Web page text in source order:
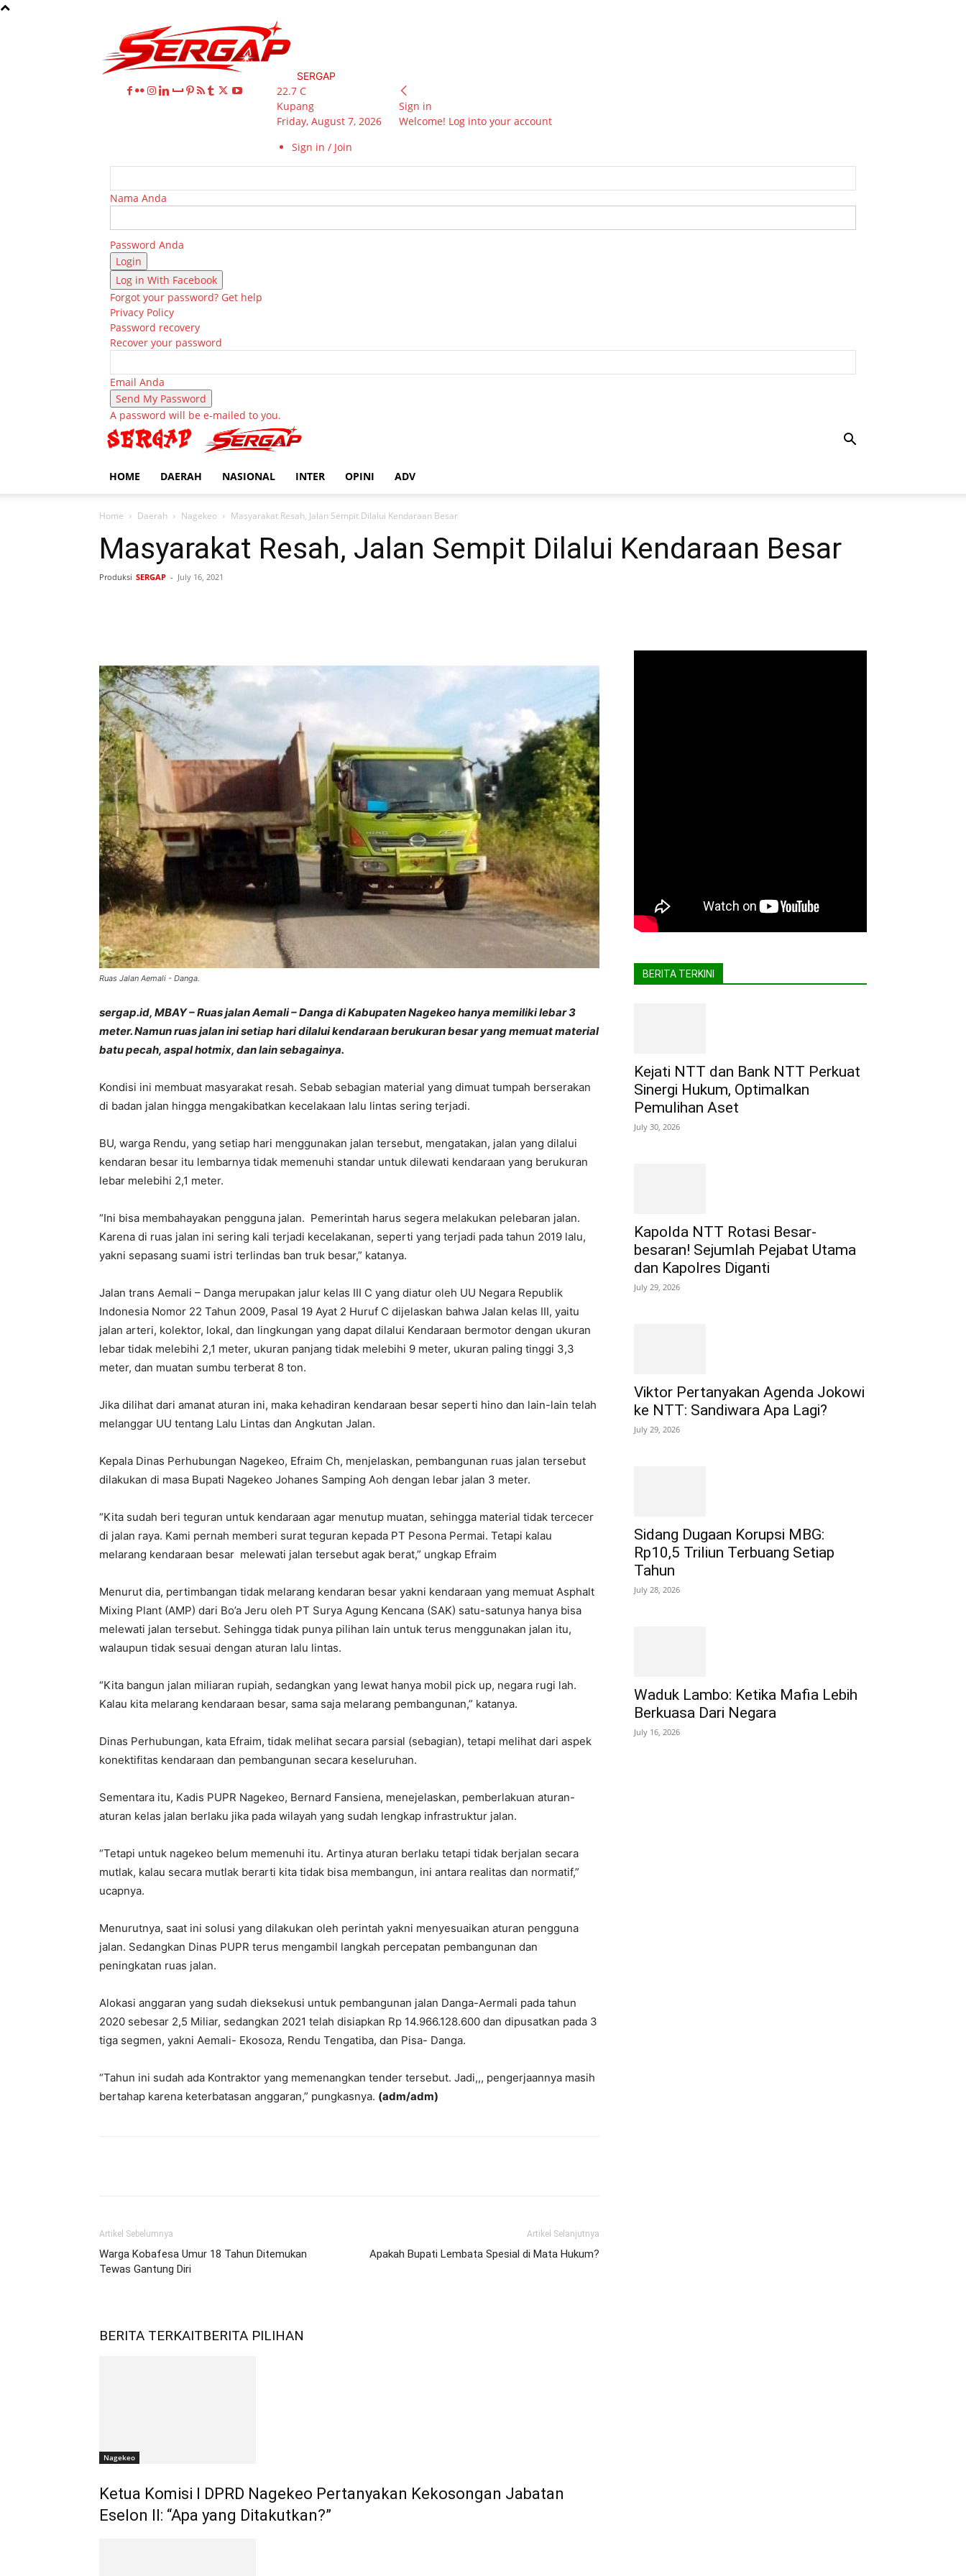
SERGAP
22.7 C
Kupang
Friday, August 7, 2026
Sign in / Join
Sign in
Welcome! Log into your account
Nama Anda
Password Anda
Log in With Facebook
Forgot your password? Get help
Privacy Policy
Password recovery
Recover your password
Email Anda
A password will be e-mailed to you.
HOME DAERAH NASIONAL INTER OPINI ADV
Home Daerah Nagekeo Masyarakat Resah, Jalan Sempit Dilalui Kendaraan Besar
Masyarakat Resah, Jalan Sempit Dilalui Kendaraan Besar
Produksi SERGAP - July 16, 2021
Ruas Jalan Aemali - Danga.
sergap.id, MBAY – Ruas jalan Aemali – Danga di Kabupaten Nagekeo hanya memiliki lebar 3
meter. Namun ruas jalan ini setiap hari dilalui kendaraan berukuran besar yang memuat material
batu pecah, aspal hotmix, dan lain sebagainya.
Kondisi ini membuat masyarakat resah. Sebab sebagian material yang dimuat tumpah berserakan
di badan jalan hingga mengakibatkan kecelakaan lalu lintas sering terjadi.
BU, warga Rendu, yang setiap hari menggunakan jalan tersebut, mengatakan, jalan yang dilalui
kendaran besar itu lembarnya tidak memenuhi standar untuk dilewati kendaraan yang berukuran
lebar melebihi 2,1 meter.
“Ini bisa membahayakan pengguna jalan. Pemerintah harus segera melakukan pelebaran jalan.
Karena di ruas jalan ini sering kali terjadi kecelakanan, seperti yang terjadi pada tahun 2019 lalu,
yakni sepasang suami istri terlindas ban truk besar,” katanya.
Jalan trans Aemali – Danga merupakan jalur kelas III C yang diatur oleh UU Negara Republik
Indonesia Nomor 22 Tahun 2009, Pasal 19 Ayat 2 Huruf C dijelaskan bahwa Jalan kelas III, yaitu
jalan arteri, kolektor, lokal, dan lingkungan yang dapat dilalui Kendaraan bermotor dengan ukuran
lebar tidak melebihi 2,1 meter, ukuran panjang tidak melebihi 9 meter, ukuran paling tinggi 3,3
meter, dan muatan sumbu terberat 8 ton.
Jika dilihat dari amanat aturan ini, maka kehadiran kendaraan besar seperti hino dan lain-lain telah
melanggar UU tentang Lalu Lintas dan Angkutan Jalan.
Kepala Dinas Perhubungan Nagekeo, Efraim Ch, menjelaskan, pembangunan ruas jalan tersebut
dilakukan di masa Bupati Nagekeo Johanes Samping Aoh dengan lebar jalan 3 meter.
“Kita sudah beri teguran untuk kendaraan agar menutup muatan, sehingga material tidak tercecer
di jalan raya. Kami pernah memberi surat teguran kepada PT Pesona Permai. Tetapi kalau
melarang kendaraan besar melewati jalan tersebut agak berat,” ungkap Efraim
Menurut dia, pertimbangan tidak melarang kendaran besar yakni kendaraan yang memuat Asphalt
Mixing Plant (AMP) dari Bo’a Jeru oleh PT Surya Agung Kencana (SAK) satu-satunya hanya bisa
melewati jalan tersebut. Sehingga tidak punya pilihan lain untuk terus menggunakan jalan itu,
walaupun tidak sesuai dengan aturan lalu lintas.
“Kita bangun jalan miliaran rupiah, sedangkan yang lewat hanya mobil pick up, negara rugi lah.
Kalau kita melarang kendaraan besar, sama saja melarang pembangunan,” katanya.
Dinas Perhubungan, kata Efraim, tidak melihat secara parsial (sebagian), tetapi melihat dari aspek
konektifitas kendaraan dan pembangunan secara keseluruhan.
Sementara itu, Kadis PUPR Nagekeo, Bernard Fansiena, menejelaskan, pemberlakuan aturan-
aturan kelas jalan berlaku jika pada wilayah yang sudah lengkap infrastruktur jalan.
“Tetapi untuk nagekeo belum memenuhi itu. Artinya aturan berlaku tetapi tidak berjalan secara
mutlak, kalau secara mutlak berarti kita tidak bisa membangun, ini antara realitas dan normatif,”
ucapnya.
Menurutnya, saat ini solusi yang dilakukan oleh perintah yakni menyesuaikan aturan pengguna
jalan. Sedangkan Dinas PUPR terus mengambil langkah percepatan pembangunan dan
peningkatan ruas jalan.
Alokasi anggaran yang sudah dieksekusi untuk pembangunan jalan Danga-Aermali pada tahun
2020 sebesar 2,5 Miliar, sedangkan 2021 telah disiapkan Rp 14.966.128.600 dan dipusatkan pada 3
tiga segmen, yakni Aemali- Ekosoza, Rendu Tengatiba, dan Pisa- Danga.
“Tahun ini sudah ada Kontraktor yang memenangkan tender tersebut. Jadi,,, pengerjaannya masih
bertahap karena keterbatasan anggaran,” pungkasnya. (adm/adm)
Artikel Sebelumnya
Warga Kobafesa Umur 18 Tahun Ditemukan
Tewas Gantung Diri
Artikel Selanjutnya
Apakah Bupati Lembata Spesial di Mata Hukum?
BERITA TERKAITBERITA PILIHAN
Nagekeo
Ketua Komisi I DPRD Nagekeo Pertanyakan Kekosongan Jabatan
Eselon II: “Apa yang Ditakutkan?”
BERITA TERKINI
Kejati NTT dan Bank NTT Perkuat
Sinergi Hukum, Optimalkan
Pemulihan Aset
July 30, 2026
Kapolda NTT Rotasi Besar-
besaran! Sejumlah Pejabat Utama
dan Kapolres Diganti
July 29, 2026
Viktor Pertanyakan Agenda Jokowi
ke NTT: Sandiwara Apa Lagi?
July 29, 2026
Sidang Dugaan Korupsi MBG:
Rp10,5 Triliun Terbuang Setiap
Tahun
July 28, 2026
Waduk Lambo: Ketika Mafia Lebih
Berkuasa Dari Negara
July 16, 2026